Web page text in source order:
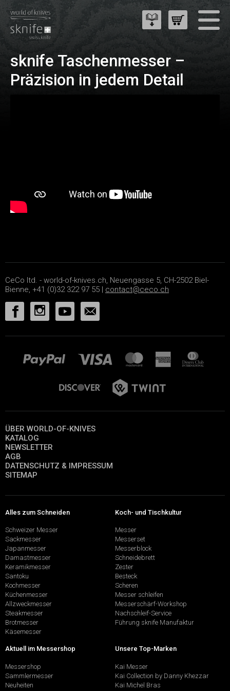
sknife Taschenmesser –
Präzision in jedem Detail
CeCo ltd. - world-of-knives.ch, Neuengasse 5, CH-2502 Biel-
Bienne, +41 (0)32 322 97 55 | contact@ceco.ch
ÜBER WORLD-OF-KNIVES
KATALOG
NEWSLETTER
AGB
DATENSCHUTZ & IMPRESSUM
SITEMAP
Alles zum Schneiden
Schweizer Messer
Sackmesser
Japanmesser
Damastmesser
Keramikmesser
Santoku
Kochmesser
Küchenmesser
Allzweckmesser
Steakmesser
Brotmesser
Käsemesser
Koch- und Tischkultur
Messer
Messerset
Messerblock
Schneidebrett
Zester
Besteck
Scheren
Messer schleifen
Messerschärf-Workshop
Nachschleif-Service
Führung sknife Manufaktur
Aktuell im Messershop
Messershop
Sammlermesser
Neuheiten
Unsere Top-Marken
Kai Messer
Kai Collection by Danny Khezzar
Kai Michel Bras